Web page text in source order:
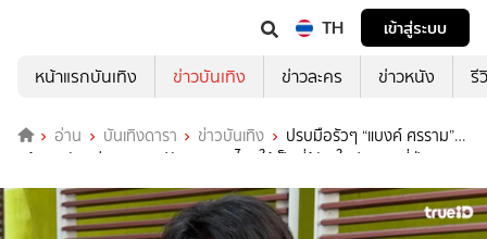
TH
เข้าสู่ระบบ
หน้าแรกบันเทิง
ข่าวบันเทิง ข่าวละคร ข่าวหนัง รี
อ่าน บันเทิงดารา ข่าวบันเทิง
ปรบมือรัวๆ “แบงค์ ศรราม”
คว้ารางวัล “ส่งเสริมศิลปวัฒนธรรมไทยให้เป็นที่รู้จัก ในประเทศญี่ปุ่น”